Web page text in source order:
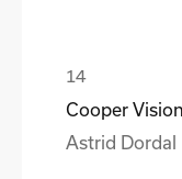
Cooper Vision
Astrid Dordal